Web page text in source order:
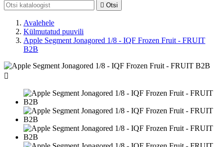
 Otsi
Avalehele
Külmutatud puuvili
Apple Segment Jonagored 1/8 - IQF Frozen Fruit - FRUIT
B2B
